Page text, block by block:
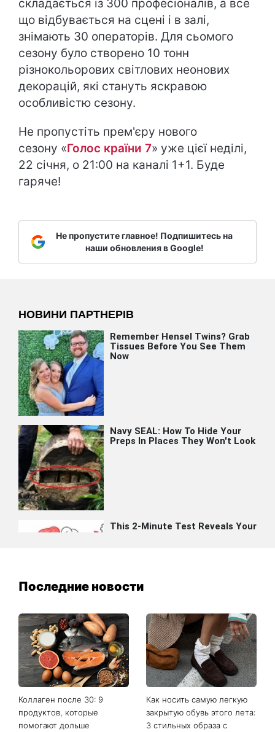
складається із 300 професіоналів, а все
що відбувається на сцені і в залі,
знімають 30 операторів. Для сьомого
сезону було створено 10 тонн
різнокольорових світлових неонових
декорацій, які стануть яскравою
особливістю сезону.
Не пропустіть прем'єру нового
сезону «Голос країни 7» уже цієї неділі,
22 січня, о 21:00 на каналі 1+1. Буде
гаряче!
Не пропустите главное! Подпишитесь на
наши обновления в Google!
Последние новости
Коллаген после 30: 9
продуктов, которые
помогают дольше
Как носить самую легкую
закрытую обувь этого лета:
3 стильных образа с